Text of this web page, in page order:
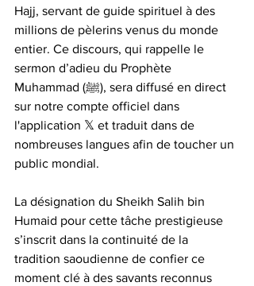
Hajj, servant de guide spirituel à des
millions de pèlerins venus du monde
entier. Ce discours, qui rappelle le
sermon d’adieu du Prophète
Muhammad (ﷺ), sera diffusé en direct
sur notre compte officiel dans
l'application 𝕏 et traduit dans de
nombreuses langues afin de toucher un
public mondial.
La désignation du Sheikh Salih bin
Humaid pour cette tâche prestigieuse
s’inscrit dans la continuité de la
tradition saoudienne de confier ce
moment clé à des savants reconnus